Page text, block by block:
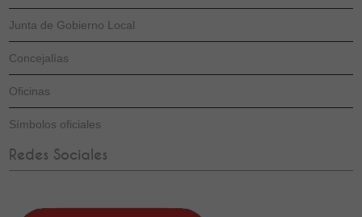
Junta de Gobierno Local
Concejalías
Oficinas
Símbolos oficiales
Redes Sociales